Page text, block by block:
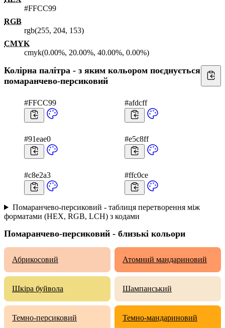
#FFCC99
RGB
rgb(255, 204, 153)
CMYK
cmyk(0.00%, 20.00%, 40.00%, 0.00%)
Колірна палітра - з яким кольором поєднується
помаранчево-персиковий
#FFCC99 #afdcff
#91eae0 #e5c8ff
#c8e2a3 #ffc0ce
Помаранчево-персиковий - таблиця перетворення між
форматами (HEX, RGB, LCH) з кодами
Помаранчево-персиковий - близькі кольори
Абрикосовий Атомний мандариновий
Шкіра буйвола Шампанський
Темно-персиковий Темно-мандариновий